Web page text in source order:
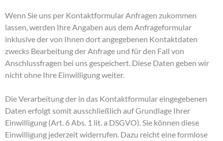
Wenn Sie uns per Kontaktformular Anfragen zukommen
lassen, werden Ihre Angaben aus dem Anfrageformular
inklusive der von Ihnen dort angegebenen Kontaktdaten
zwecks Bearbeitung der Anfrage und für den Fall von
Anschlussfragen bei uns gespeichert. Diese Daten geben wir
nicht ohne Ihre Einwilligung weiter.
Die Verarbeitung der in das Kontaktformular eingegebenen
Daten erfolgt somit ausschließlich auf Grundlage Ihrer
Einwilligung (Art. 6 Abs. 1 lit. a DSGVO). Sie können diese
Einwilligung jederzeit widerrufen. Dazu reicht eine formlose